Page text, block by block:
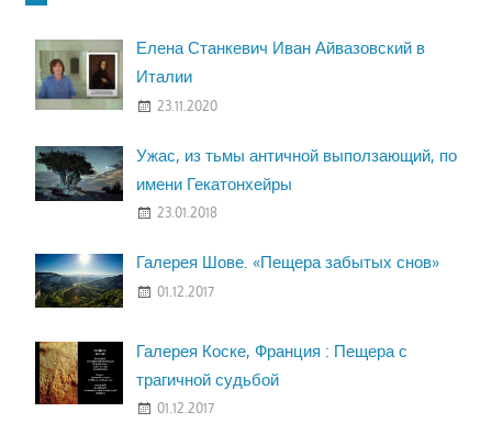
Елена Станкевич Иван Айвазовский в
Италии
23.11.2020
Ужас, из тьмы античной выползающий, по
имени Гекатонхейры
23.01.2018
Галерея Шове. «Пещера забытых снов»
01.12.2017
Галерея Коске, Франция : Пещера с
трагичной судьбой
01.12.2017